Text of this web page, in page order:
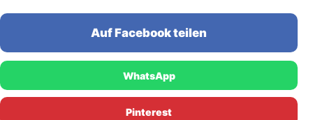
Auf Facebook teilen
WhatsApp
Pinterest